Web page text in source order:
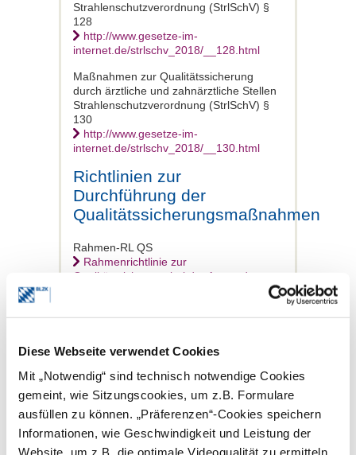
Diese Webseite verwendet Cookies
Mit „Notwendig“ sind technisch notwendige Cookies
gemeint, wie Sitzungscookies, um z.B. Formulare
ausfüllen zu können. „Präferenzen“-Cookies speichern
Informationen, wie Geschwindigkeit und Leistung der
Website, um z.B. die optimale Videoqualität zu ermitteln.
Strahlenschutzverordnung (StrlSchV) §
128
http://www.gesetze-im-
internet.de/strlschv_2018/__128.html
Maßnahmen zur Qualitätssicherung
durch ärztliche und zahnärztliche Stellen
Strahlenschutzverordnung (StrlSchV) §
130
http://www.gesetze-im-
internet.de/strlschv_2018/__130.html
Richtlinien zur
Durchführung der
Qualitätssicherungsmaßnahmen
Rahmen-RL QS
Rahmenrichtlinie zur
Qualitätssicherung bei der Anwendung
ionisierender Strahlung oder radioaktiver
116 und 117 Strahlenschutzverordnung
QS-RL Röntgendiagnostik
Qualitätssicherungs-Richtlinie für
Abnahme- und Konstanzprüfungen
gemäß den §§ 115, 116 und 117
Strahlenschutzverordnung zur
Untersuchung am Menschen vom 28.
August 2024 (PDF | 928 KB)